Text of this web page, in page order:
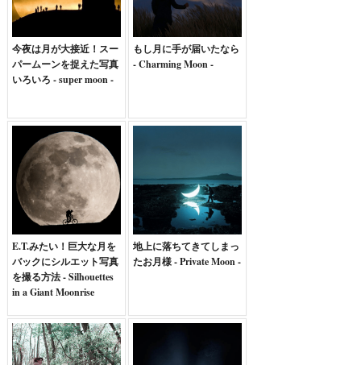
今夜は月が大接近！スー
パームーンを捉えた写真
いろいろ - super moon -
もし月に手が届いたなら
- Charming Moon -
E.T.みたい！巨大な月を
バックにシルエット写真
を撮る方法 - Silhouettes
in a Giant Moonrise
地上に落ちてきてしまっ
たお月様 - Private Moon -